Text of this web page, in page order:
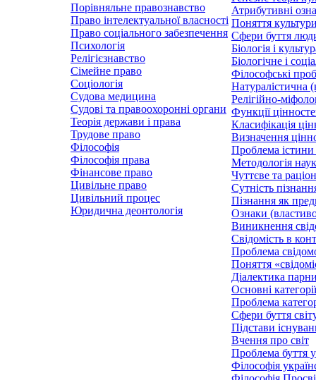
Порівняльне правознавство
Право інтелектуальної власності
Право соціального забезпечення
Психологія
Релігієзнавство
Сімейне право
Соціологія
Судова медицина
Судові та правоохоронні органи
Теорія держави і права
Трудове право
Філософія
Філософія права
Фінансове право
Цивільне право
Цивільний процес
Юридична деонтологія
Атрибутивні
Поняття культури
Сфери буття
Біологія і
Біологічне і
Філософські
Натуралістична
Релігійно-
Функції
Класифікація
Визначення
Проблема істини
Методологія
Чуттєве та
Сутність
Пізнання як
Ознаки
Виникнення
Свідомість в
Проблема
Поняття
Діалектика
Основні
Проблема
Сфери буття
Підстави
Вчення про світ
Проблема буття у
Філософія